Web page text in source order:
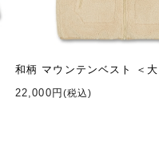
和柄 マウンテンベスト ＜大
22,000円 (税込)